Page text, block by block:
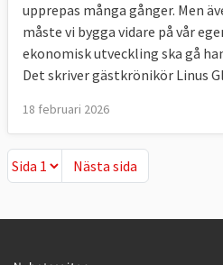
upprepas många gånger. Men
måste vi bygga vidare på vår
ekonomisk utveckling ska gå
Det skriver gästkrönikör Linus
18 februari 2026
Nästa sida
Nästa sida